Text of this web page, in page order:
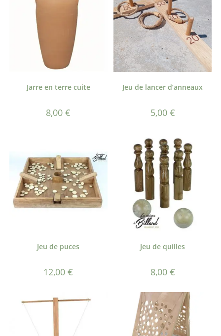
Jarre en terre cuite
8,00€
Jeu de lancer d’anneaux
5,00 €
Jeu de puces
12,00€
Jeu de quilles
8,00 €